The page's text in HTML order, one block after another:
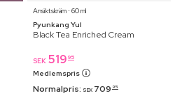
Ansiktskräm ⋅ 60 ml
Pyunkang Yul
Black Tea Enriched Cream
SEK 519 95
Medlemspris
Normalpris: SEK 709 95